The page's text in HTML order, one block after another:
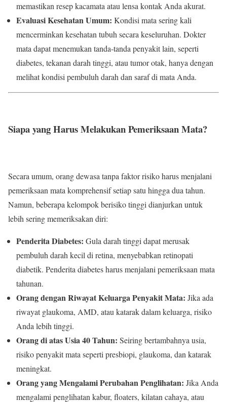
memastikan resep kacamata atau lensa kontak Anda akurat.
Evaluasi Kesehatan Umum: Kondisi mata sering kali
mencerminkan kesehatan tubuh secara keseluruhan. Dokter
mata dapat menemukan tanda-tanda penyakit lain, seperti
diabetes, tekanan darah tinggi, atau tumor otak, hanya dengan
melihat kondisi pembuluh darah dan saraf di mata Anda.
Siapa yang Harus Melakukan Pemeriksaan Mata?
Secara umum, orang dewasa tanpa faktor risiko harus menjalani
pemeriksaan mata komprehensif setiap satu hingga dua tahun.
Namun, beberapa kelompok berisiko tinggi dianjurkan untuk
lebih sering memeriksakan diri:
Penderita Diabetes: Gula darah tinggi dapat merusak
pembuluh darah kecil di retina, menyebabkan retinopati
diabetik. Penderita diabetes harus menjalani pemeriksaan mata
tahunan.
Orang dengan Riwayat Keluarga Penyakit Mata: Jika ada
riwayat glaukoma, AMD, atau katarak dalam keluarga, risiko
Anda lebih tinggi.
Orang di atas Usia 40 Tahun: Seiring bertambahnya usia,
risiko penyakit mata seperti presbiopi, glaukoma, dan katarak
meningkat.
Orang yang Mengalami Perubahan Penglihatan: Jika Anda
mengalami penglihatan kabur, floaters, kilatan cahaya, atau